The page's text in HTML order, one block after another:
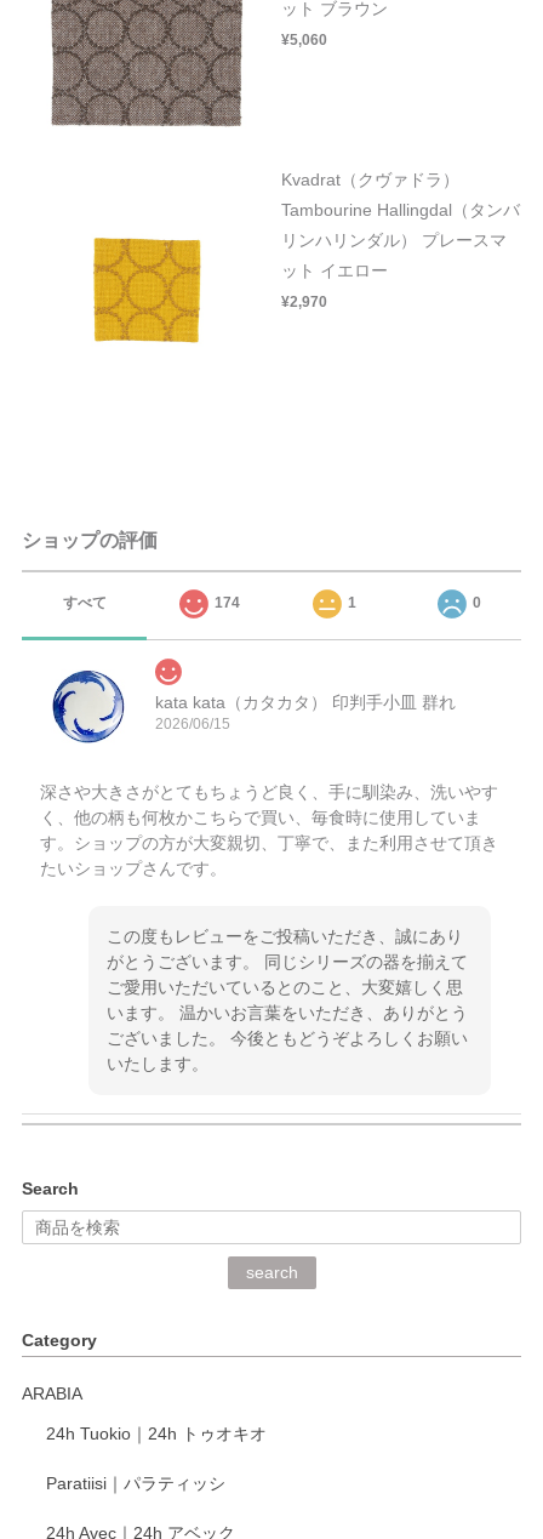
ット ブラウン
¥5,060
Kvadrat（クヴァドラ）
Tambourine Hallingdal（タンバ
リンハリンダル） プレースマ
ット イエロー
¥2,970
ショップの評価
すべて 174 1 0
kata kata（カタカタ） 印判手小皿 群れ
2026/06/15
深さや大きさがとてもちょうど良く、手に馴染み、洗いやす
く、他の柄も何枚かこちらで買い、毎食時に使用していま
す。ショップの方が大変親切、丁寧で、また利用させて頂き
たいショップさんです。
この度もレビューをご投稿いただき、誠にあり
がとうございます。 同じシリーズの器を揃えて
ご愛用いただいているとのこと、大変嬉しく思
います。 温かいお言葉をいただき、ありがとう
ございました。 今後ともどうぞよろしくお願い
いたします。
深さや大きさがとてもちょうど良く、手に馴染み、洗いやす
く、他の柄も何枚かこちらで買い、毎食時に使用していま
く交換して下さいました。
がとうございます。 同じシリーズの器を揃えて
います。 温かいお言葉をいただき、ありがとう
Search
search
Category
ARABIA
24h Tuokio｜24h トゥオキオ
Paratiisi｜パラティッシ
24h Avec｜24h アベック